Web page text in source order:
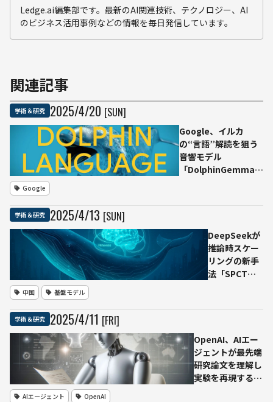
Ledge.ai編集部です。最新のAI関連技術、テクノロジー、AI
のビジネス活用事例などの情報を毎日発信しています。
関連記事
学術＆研究 2025/4/20 [SUN]
Google、イルカ
の“言語”解読を狙う
音響モデル
「DolphinGemma」
Google
学術＆研究 2025/4/13 [SUN]
DeepSeekが
推論時スケー
リングの新手
法「SPCT」
「評価原則」
と「批評」を
生成し出力の
成否を判断
中国 基盤モデル
学術＆研究 2025/4/11 [FRI]
OpenAI、AIエー
ジェントが最先端
研究論文を理解し
実験を再現する能
AIエージェント OpenAI